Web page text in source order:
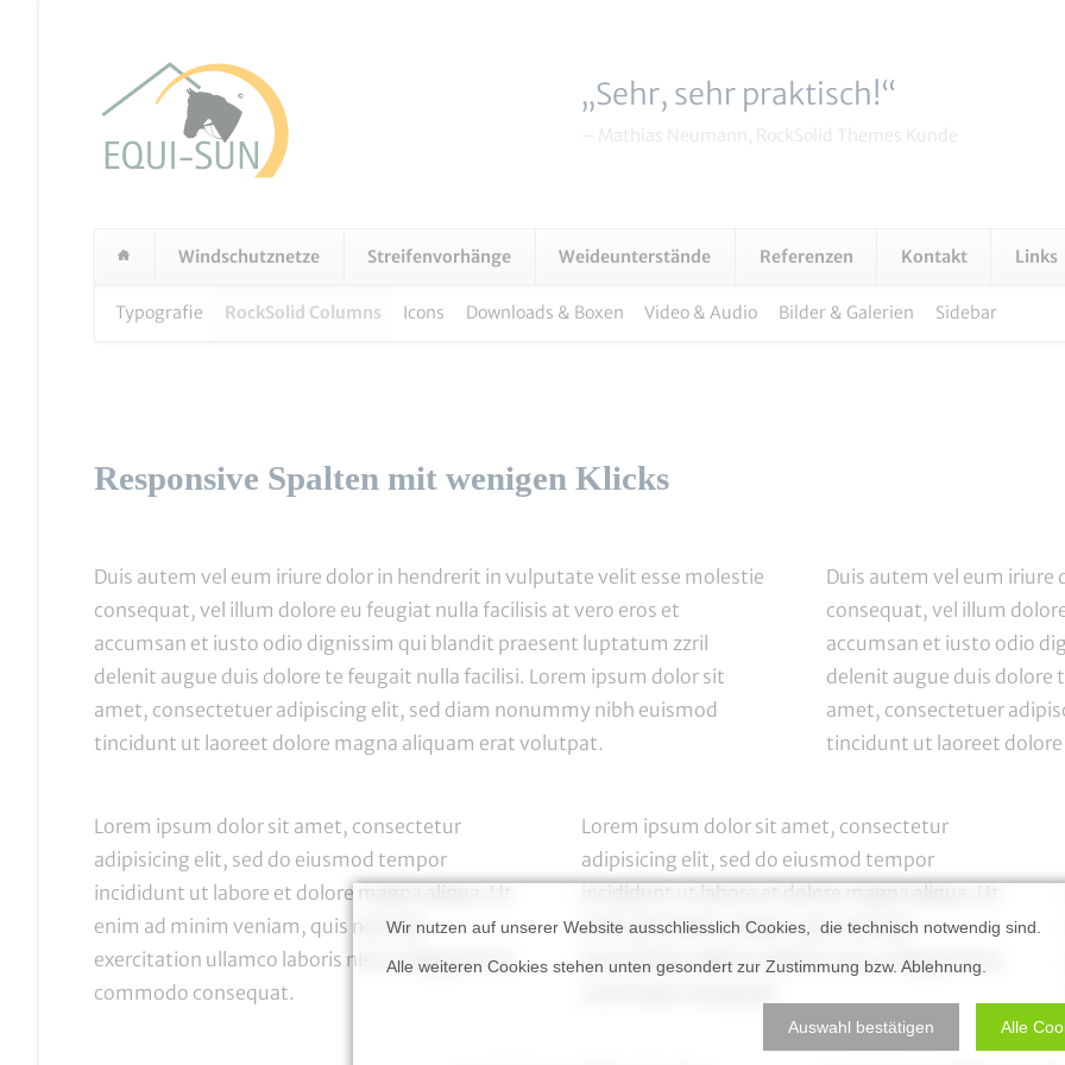
„Sehr, sehr praktisch!“
– Mathias Neumann, RockSolid Themes Kunde
Windschutznetze Streifenvorhänge Weideunterstände Referenzen Kontakt Links
Navigation
Typografie RockSolid Columns Icons Downloads & Boxen Video & Audio Bilder & Galerien Sidebar
Responsive Spalten mit wenigen Klicks
Duis autem vel eum iriure dolor in hendrerit in vulputate velit esse molestie
consequat, vel illum dolore eu feugiat nulla facilisis at vero eros et
accumsan et iusto odio dignissim qui blandit praesent luptatum zzril
delenit augue duis dolore te feugait nulla facilisi. Lorem ipsum dolor sit
amet, consectetuer adipiscing elit, sed diam nonummy nibh euismod
tincidunt ut laoreet dolore magna aliquam erat volutpat.
Duis autem vel eum
consequat, vel illum
accumsan et iusto odio
delenit augue duis dolore
amet, consectetuer
tincidunt ut laoreet
Lorem ipsum dolor sit amet, consectetur
adipisicing elit, sed do eiusmod tempor
incididunt ut labore et dolore magna aliqua. Ut
enim ad minim veniam, quis nostrud
exercitation ullamco laboris nisi ut aliquip ex ea
commodo consequat.
Lorem ipsum dolor sit amet, consectetur
adipisicing elit, sed do eiusmod tempor
incididunt ut labore et dolore magna aliqua. Ut
enim ad minim veniam, quis nostrud
exercitation ullamco laboris nisi ut aliquip ex ea
Wir nutzen auf unserer Website ausschliesslich Cookies, die technisch notwendig sind.
Alle weiteren Cookies stehen unten gesondert zur Zustimmung bzw. Ablehnung.
Auswahl bestätigen Alle